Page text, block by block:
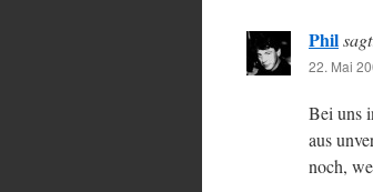
Phil
22. Mai
Bei uns
aus
noch,